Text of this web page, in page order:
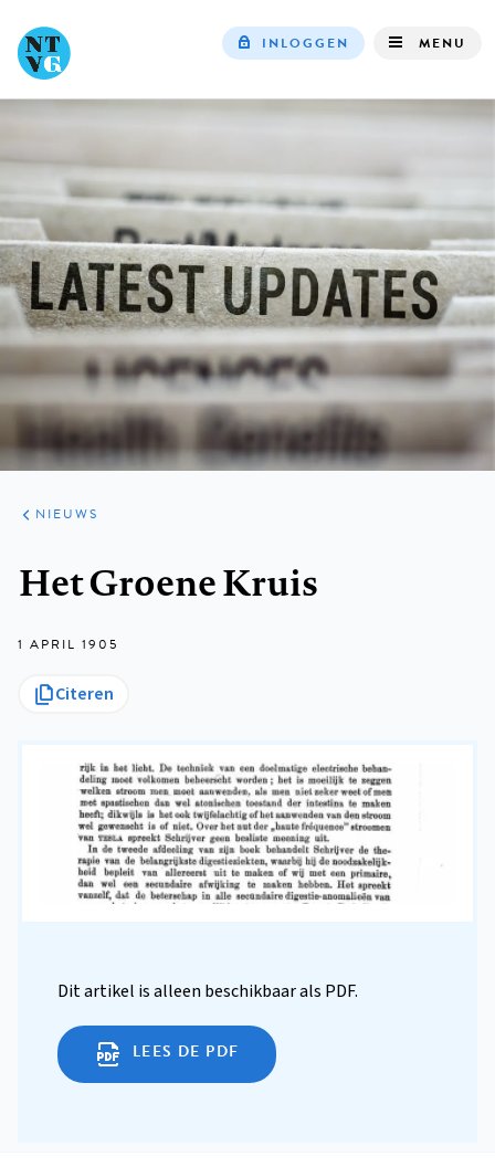
navigation
INLOGGEN MENU
ARTIKELEN
HET
KORT
NIEUWS
Het Groene Kruis
1 APRIL 1905
Citeren
Dit artikel is alleen beschikbaar als PDF.
LEES DE PDF